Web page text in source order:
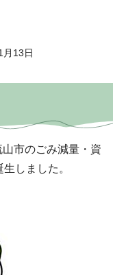
13日
市のごみ減量・資
しました。